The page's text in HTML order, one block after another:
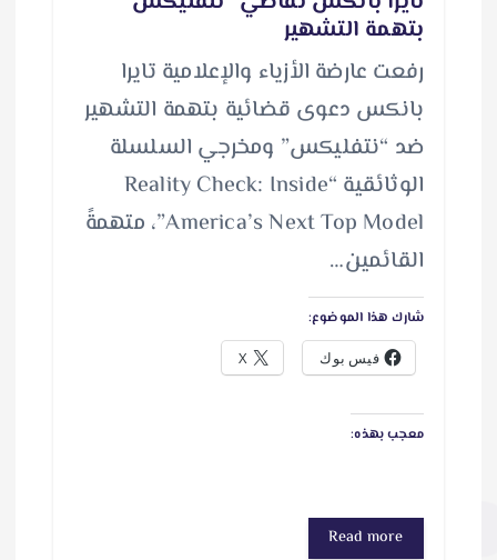
بتهمة التشهير
رفعت عارضة الأزياء والإعلامية تايرا
بانكس دعوى قضائية بتهمة التشهير
ضد “نتفليكس” ومخرجي السلسلة
الوثائقية “Reality Check: Inside
America’s Next Top Model”، متهمةً
القائمين…
شارك هذا الموضوع:
فيس بوك X
معجب بهذه:
Read more